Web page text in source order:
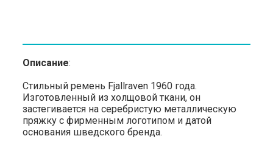
Описание:
Стильный ремень Fjallraven 1960 года.
Изготовленный из холщовой ткани, он
застегивается на серебристую металлическую
пряжку с фирменным логотипом и датой
основания шведского бренда.